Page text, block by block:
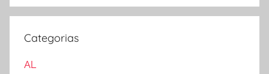
Categorias
AL